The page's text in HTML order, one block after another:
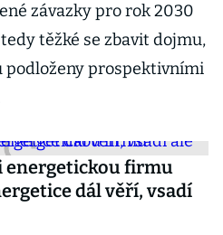
závazky pro rok 2030
těžké se zbavit dojmu,
podloženy prospektivními
energetickou firmu
dál věří, vsadí